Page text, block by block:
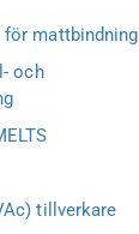
mattbindning
och
tillverkare